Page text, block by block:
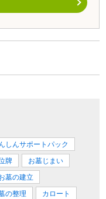
しんサポートパック
牌
お墓じまい
墓の建立
の整理
カロート